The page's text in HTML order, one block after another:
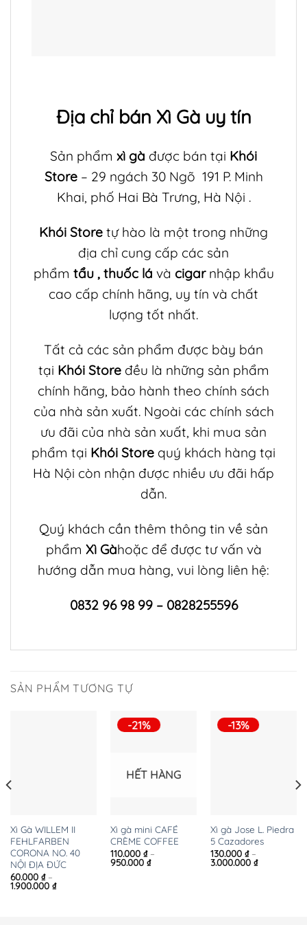
Địa chỉ bán Xì Gàuy tín
Sản phẩm xì gà được bán tại Khói
Store– 29 ngách 30 Ngõ 191 P. Minh
Khai, phố Hai Bà Trưng, Hà Nội .
Khói Store tự hào là một trong những
địa chỉ cung cấp các sản
phẩm tẩu, thuốc lá và cigar nhập khẩu
cao cấp chính hãng, uy tín và chất
lượng tốt nhất.
Tất cả các sản phẩm được bày bán
tại Khói Stoređều là những sản phẩm
chính hãng, bảo hành theo chính sách
của nhà sản xuất. Ngoài các chính sách
ưu đãi của nhà sản xuất, khi mua sản
phẩm tại Khói Store quý khách hàng tại
Hà Nội còn nhận được nhiều ưu đãi hấp
dẫn.
Quý khách cần thêm thông tin về sản
phẩm Xì Gàhoặc để được tư vấn và
hướng dẫn mua hàng, vui lòng liên hệ:
0832 96 98 99 – 0828255596
SẢN PHẨM TƯƠNG TỰ
Xì Gà WILLEM II
FEHLFARBEN
CORONA NO. 40
NỘI ĐỊA ĐỨC
60.000 ₫ –
1.900.000 ₫Khoảng
-21%
HẾT HÀNG
Xì gà mini CAFÉ
CRÈME COFFEE
110.000 ₫ –
950.000 ₫Khoảng
-13%
Xì gà Jose L. Piedra
5 Cazadores
130.000 ₫ –
3.000.000 ₫Khoảng
₫.